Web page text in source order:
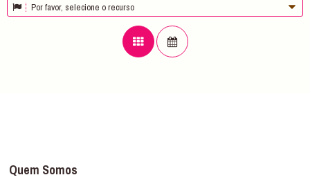
Por favor, selecione o recurso
Quem Somos